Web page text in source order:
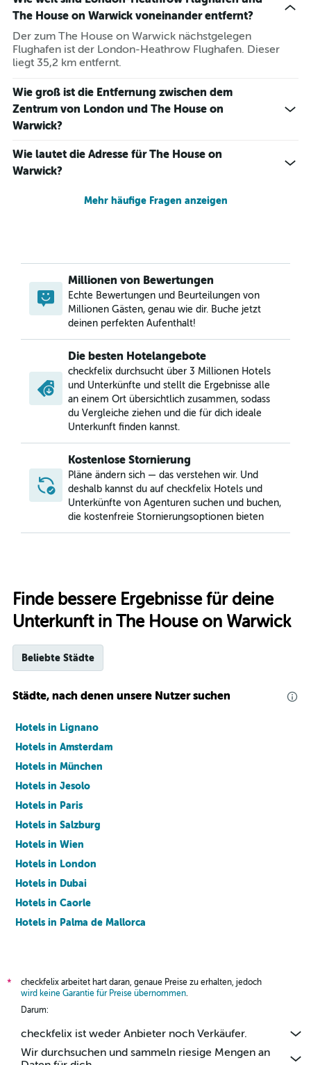
The House on Warwick voneinander entfernt?
Der zum The House on Warwick nächstgelegen
Flughafen ist der London-Heathrow Flughafen. Dieser
liegt 35,2 km entfernt.
Wie groß ist die Entfernung zwischen dem
Zentrum von London und The House on
Warwick?
Wie lautet die Adresse für The House on
Warwick?
Mehr häufige Fragen anzeigen
Millionen von Bewertungen
Echte Bewertungen und Beurteilungen von
Millionen Gästen, genau wie dir. Buche jetzt
deinen perfekten Aufenthalt!
Die besten Hotelangebote
checkfelix durchsucht über 3 Millionen Hotels
und Unterkünfte und stellt die Ergebnisse alle
an einem Ort übersichtlich zusammen, sodass
du Vergleiche ziehen und die für dich ideale
Unterkunft finden kannst.
Kostenlose Stornierung
Pläne ändern sich — das verstehen wir. Und
deshalb kannst du auf checkfelix Hotels und
Unterkünfte von Agenturen suchen und buchen,
die kostenfreie Stornierungsoptionen bieten
Finde bessere Ergebnisse für deine
Unterkunft in The House on Warwick
Beliebte Städte
Städte, nach denen unsere Nutzer suchen
Hotels in Lignano
Hotels in Amsterdam
Hotels in München
Hotels in Jesolo
Hotels in Paris
Hotels in Salzburg
Hotels in Wien
Hotels in London
Hotels in Dubai
Hotels in Caorle
Hotels in Palma de Mallorca
*
checkfelix arbeitet hart daran, genaue Preise zu erhalten, jedoch
wird keine Garantie für Preise übernommen.
Darum:
checkfelix ist weder Anbieter noch Verkäufer.
Wir durchsuchen und sammeln riesige Mengen an